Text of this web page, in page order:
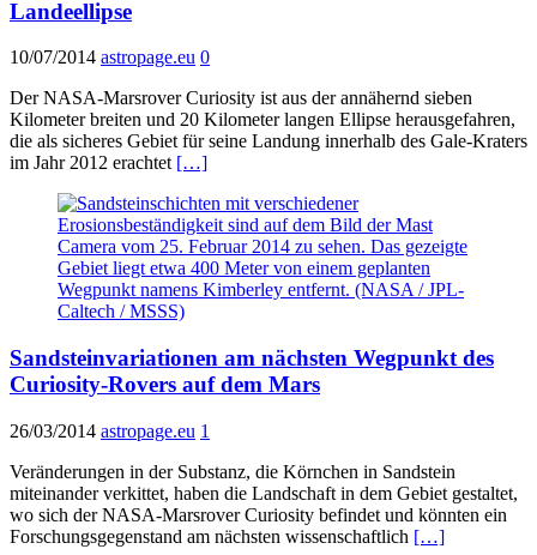
Landeellipse
10/07/2014 astropage.eu 0
Der NASA-Marsrover Curiosity ist aus der annähernd sieben
Kilometer breiten und 20 Kilometer langen Ellipse herausgefahren,
die als sicheres Gebiet für seine Landung innerhalb des Gale-Kraters
im Jahr 2012 erachtet […]
Sandsteinvariationen am nächsten Wegpunkt des
Curiosity-Rovers auf dem Mars
26/03/2014 astropage.eu 1
Veränderungen in der Substanz, die Körnchen in Sandstein
miteinander verkittet, haben die Landschaft in dem Gebiet gestaltet,
wo sich der NASA-Marsrover Curiosity befindet und könnten ein
Forschungsgegenstand am nächsten wissenschaftlich […]